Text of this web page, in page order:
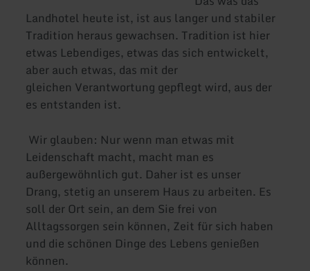
Landhotel heute ist, ist aus langer und stabiler
Tradition heraus gewachsen. Tradition ist hier
etwas Lebendiges, etwas das sich entwickelt,
aber auch etwas, das mit der
gleichen Verantwortung gepflegt wird, aus der
es entstanden ist.
Wir glauben: Nur wenn man etwas mit
Leidenschaft macht, macht man es
außergewöhnlich gut. Daher ist es unser
Drang, stetig an unserem Haus zu arbeiten. Es
soll der Ort sein, an dem Sie frei von
Alltagssorgen sein können, Zeit für sich haben
und die schönen Dinge des Lebens genießen
können.